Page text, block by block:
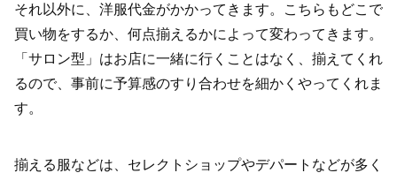
それ以外に、洋服代金がかかってきます。こちらもどこで
買い物をするか、何点揃えるかによって変わってきます。
「サロン型」はお店に一緒に行くことはなく、揃えてくれ
るので、事前に予算感のすり合わせを細かくやってくれま
す。
揃える服などは、セレクトショップやデパートなどが多く